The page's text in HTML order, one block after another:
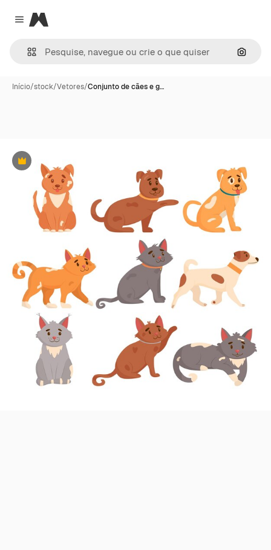
Close menu
Magnific
Início/stock/Vetores/Conjunto de cães e g…
Premium